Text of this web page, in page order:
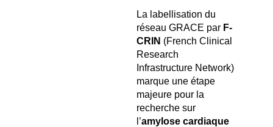
La labellisation du
réseau GRACE par F-
CRIN (French Clinical
Research
Infrastructure Network)
marque une étape
majeure pour la
recherche sur
l’amylose cardiaque